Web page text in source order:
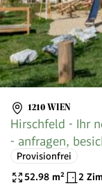
1210 WIEN
Hirschfeld - Ihr
- anfragen,
bis 96 m²
Provisionfrei
52.98 m² 2